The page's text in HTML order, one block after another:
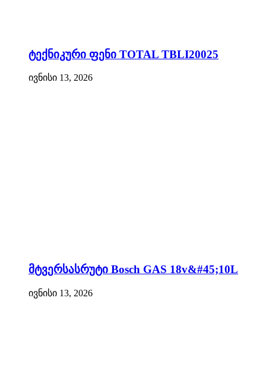
ტექნიკური ფენი TOTAL TBLI20025
ივნისი 13, 2026
მტვერსასრუტი Bosch GAS 18v&#45;10L
ივნისი 13, 2026